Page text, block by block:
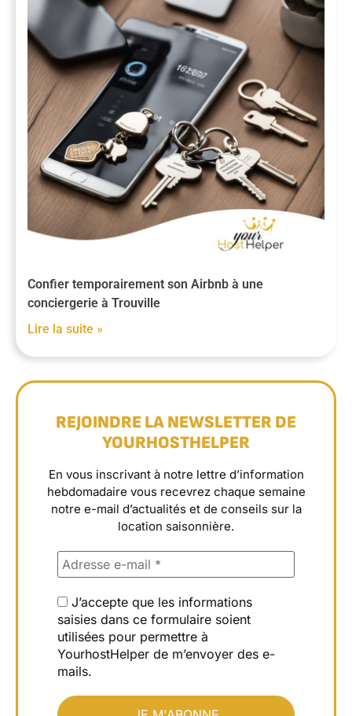
Confier temporairement son Airbnb à une
conciergerie à Trouville
Lire la suite »
REJOINDRE LA NEWSLETTER DE
YOURHOSTHELPER
En vous inscrivant à notre lettre d’information
hebdomadaire vous recevrez chaque semaine
notre e-mail d’actualités et de conseils sur la
location saisonnière.
J’accepte que les informations
saisies dans ce formulaire soient
utilisées pour permettre à
YourhostHelper de m’envoyer des e-
mails.